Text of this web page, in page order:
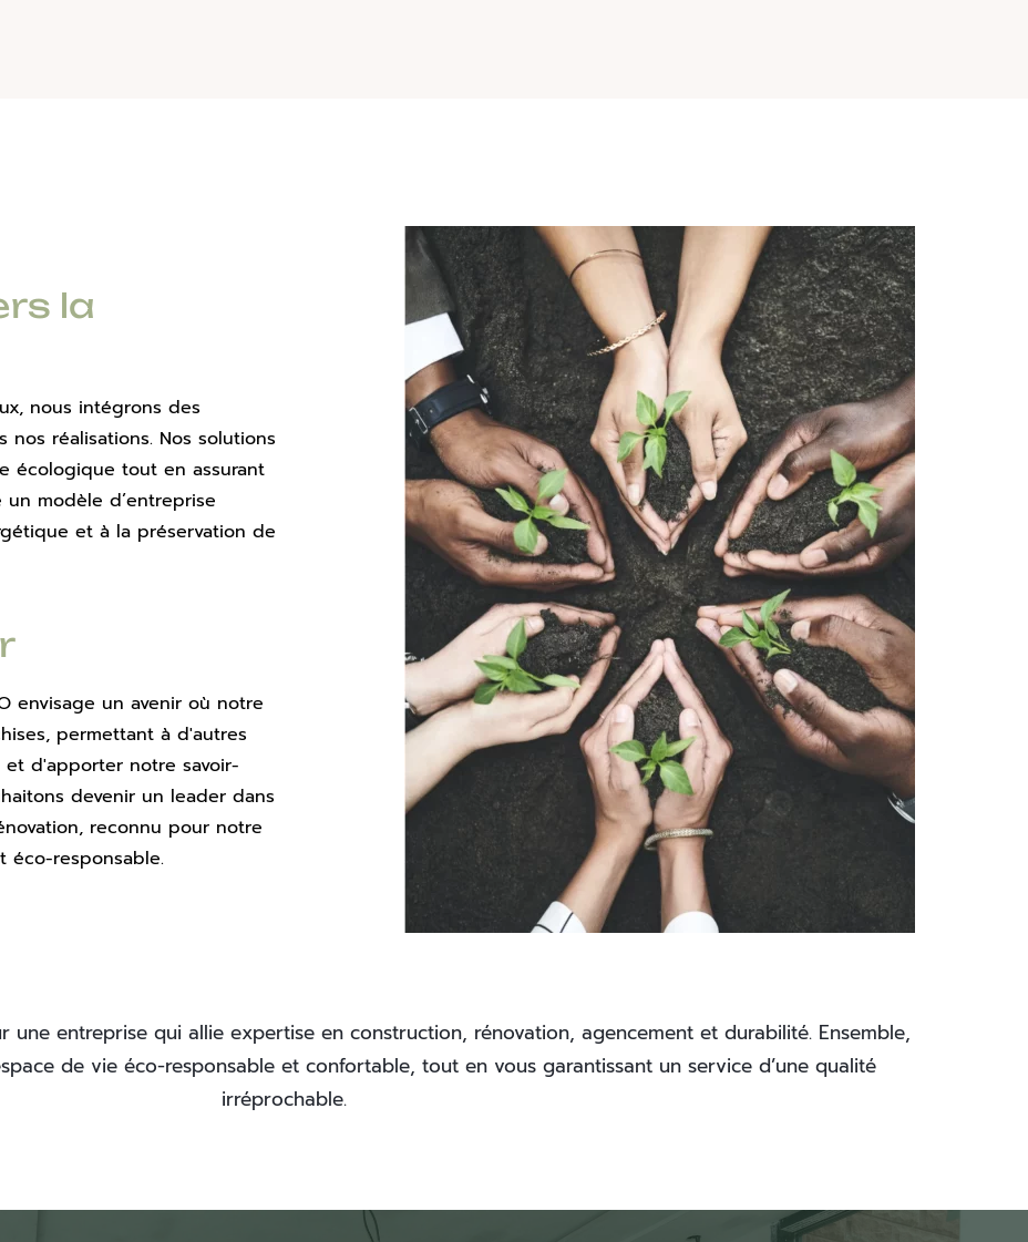
la
nous intégrons des
réalisations. Nos solutions
écologique tout en assurant
modèle d’entreprise
et à la préservation de
envisage un avenir où notre
permettant à d'autres
d'apporter notre savoir-
devenir un leader dans
reconnu pour notre
éco-responsable.
une entreprise qui allie expertise en construction, rénovation, agencement et durabilité. Ensemble,
de vie éco-responsable et confortable, tout en vous garantissant un service d’une qualité
irréprochable.